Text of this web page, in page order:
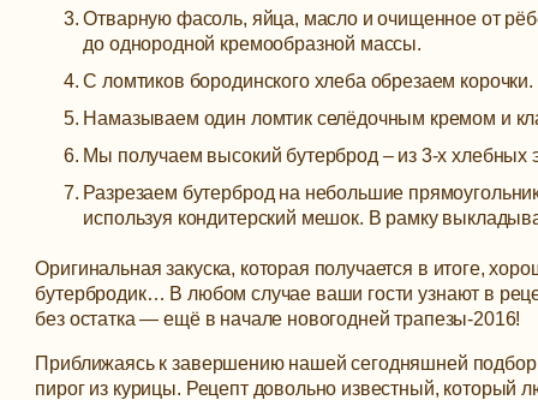
Отварную фасоль, яйца, масло и очищенное от
до однородной кремообразной массы.
С ломтиков бородинского хлеба обрезаем корочки.
Намазываем один ломтик селёдочным кремом и
Мы получаем высокий бутерброд – из 3-х хлебных
Разрезаем бутерброд на небольшие
используя кондитерский мешок. В рамку
Оригинальная закуска, которая получается в итоге,
бутербродик… В любом случае ваши гости узнают в
без остатка — ещё в начале новогодней трапезы-2016!
Приближаясь к завершению нашей сегодняшней
пирог из курицы. Рецепт довольно известный, который